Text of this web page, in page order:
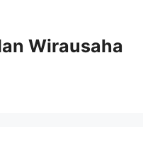
Wirausaha